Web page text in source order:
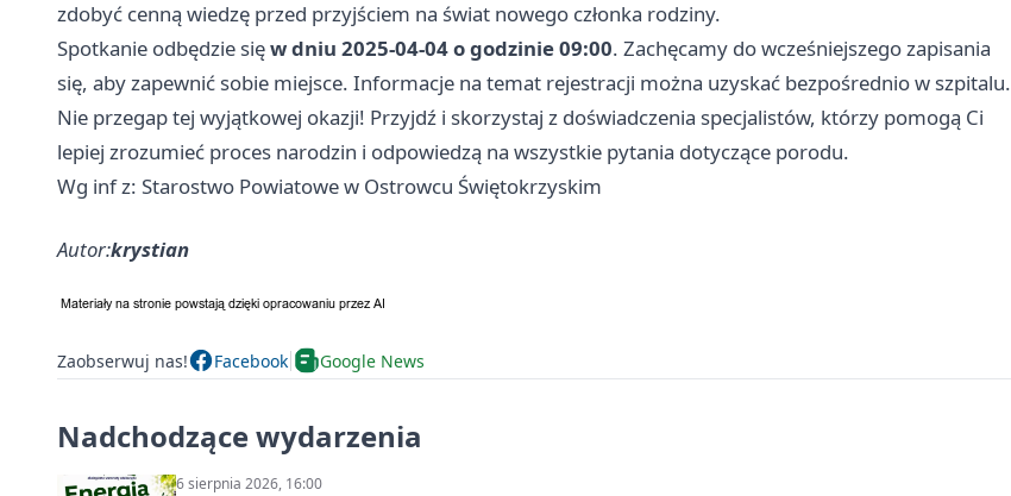
zdobyć cenną wiedzę przed przyjściem na świat nowego członka rodziny.
Spotkanie odbędzie sięw dniu 2025-04-04 o godzinie 09:00. Zachęcamy do wcześniejszego zapisania
się, aby zapewnić sobie miejsce. Informacje na temat rejestracji można uzyskać bezpośrednio w szpitalu.
Nie przegap tej wyjątkowej okazji! Przyjdź i skorzystaj z doświadczenia specjalistów, którzy pomogą Ci
lepiej zrozumieć proces narodzin i odpowiedzą na wszystkie pytania dotyczące porodu.
Wg inf z: Starostwo Powiatowe w Ostrowcu Świętokrzyskim
Autor:krystian
Zaobserwuj nas! Facebook Google News
Nadchodzące wydarzenia
6 sierpnia 2026, 16:00